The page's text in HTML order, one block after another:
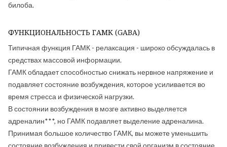
билоба.
ФУНКЦИОНАЛЬНОСТЬ ГАМК (GABA)
Типичная функция ГАМК - релаксация - широко обсуждалась в
средствах массовой информации.
ГАМК обладает способностью снижать нервное напряжение и
подавляет состояние возбуждения, которое усиливается во
время стресса и физической нагрузки.
В состоянии возбуждения в мозге активно выделяется
адреналин***, но ГАМК подавляет выделение адреналина.
Принимая большое количество ГАМК, вы можете уменьшить
состояние возбуждения и привести свой организм в состояние